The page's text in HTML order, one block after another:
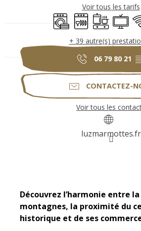
Voir tous les tarifs
Lave lingeLave vaisselle
Plaque de
+ 39 autre(s)
06 79 80 21
CONTACTEZ-
Voir tous les
luzmarmottes.fr
Découvrez l’harmonie entre
montagnes, la proximité du
historique et de ses